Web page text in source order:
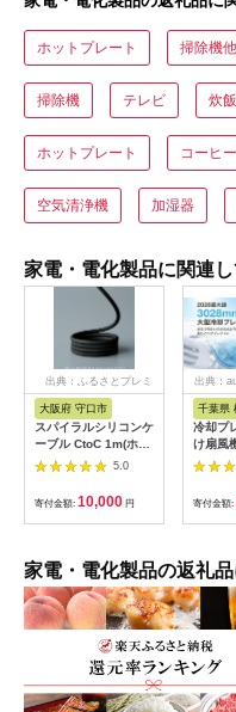
ホットプレート 掃除機他
掃除機 テレビ 炊
ホットプレート コーヒ
空気清浄機 加湿器
家電・電化製品に関連
出典：ふるさとプレミ
大阪府 守口市
スパイラルシリコンケ
ーブル CtoC 1m(ホワ
イト) [2558]
5.0
寄付金額: 10,000 円
出典：
千葉県
冷却プ
け扇風
ビー
寄付金額:
家電・電化製品の返礼